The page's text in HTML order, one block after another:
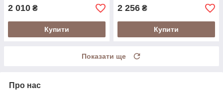
2 010 ₴
Купити
2 256 ₴
Купити
Показати ще
Про нас